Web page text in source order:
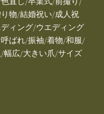
物/結婚祝い/成人祝
ィング/ウエディング
ばれ/振袖/着物/和服/
幅広/大きい爪/サイズ